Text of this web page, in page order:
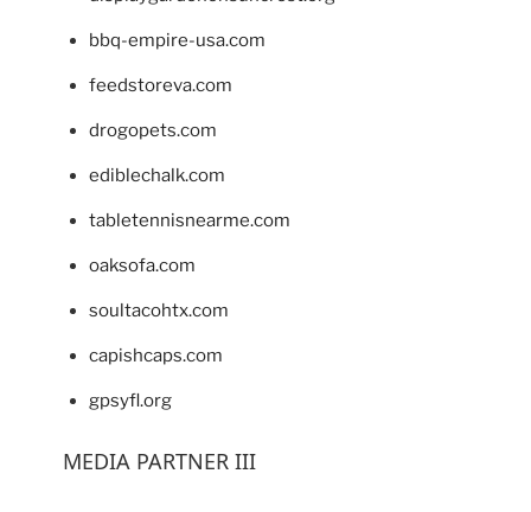
bbq-empire-usa.com
feedstoreva.com
drogopets.com
ediblechalk.com
tabletennisnearme.com
oaksofa.com
soultacohtx.com
capishcaps.com
gpsyfl.org
MEDIA PARTNER III